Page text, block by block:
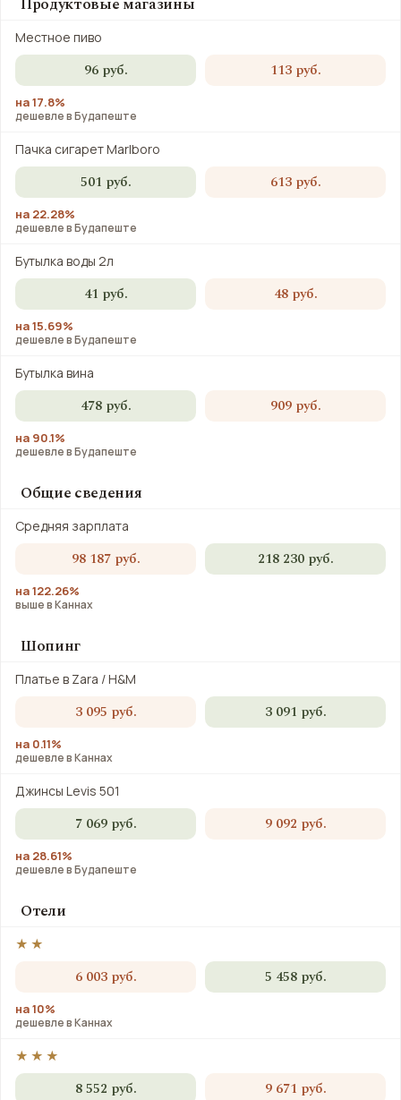
Местное пиво
96 руб. 113 руб.
на 17.8%
дешевле в Будапеште
Пачка сигарет Marlboro
501 руб. 613 руб.
на 22.28%
дешевле в Будапеште
Бутылка воды 2л
41 руб. 48 руб.
на 15.69%
дешевле в Будапеште
Бутылка вина
478 руб. 909 руб.
на 90.1%
дешевле в Будапеште
Общие сведения
Средняя зарплата
98 187 руб. 218 230 руб.
на 122.26%
выше в Каннах
Шопинг
Платье в Zara / H&M
3 095 руб. 3 091 руб.
на 0.11%
дешевле в Каннах
Джинсы Levis 501
7 069 руб. 9 092 руб.
на 28.61%
дешевле в Будапеште
Отели
★★
6 003 руб. 5 458 руб.
на 10%
дешевле в Каннах
★★★
8 552 руб. 9 671 руб.